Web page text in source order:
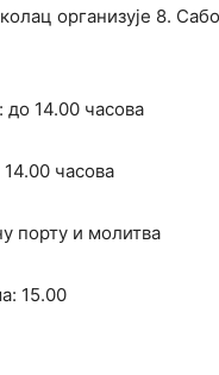
организује 8.
14.00 часова
часова
порту и молитва
15.00